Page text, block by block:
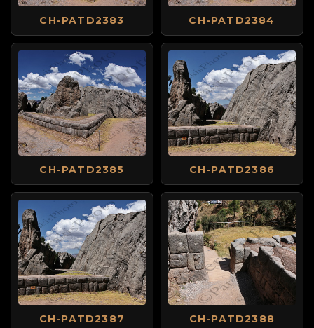
CH-PATD2383 CH-PATD2384
CH-PATD2385 CH-PATD2386
CH-PATD2387 CH-PATD2388